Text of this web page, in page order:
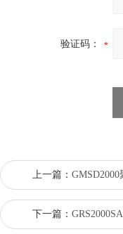
验证码：
上一篇：
下一篇：